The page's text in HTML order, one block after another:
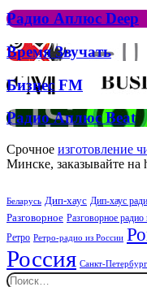
Джона
та
Брітні
Спірс
Рок
Радио
Аплюс
Deep
Радио Аплюс Deep
Время
Звучать
Время Звучать
Бизнес
Бизнес FM
Радио
Аплюс
Beat
Радио Аплюс Beat
Срочное изготовление
Минске, заказывайте на
Беларусь Дип-хаус Дип-хаус
Разговорное Разговорное радио
Ретро Ретро-радио из России
Россия Санкт-Петербург
Найти: